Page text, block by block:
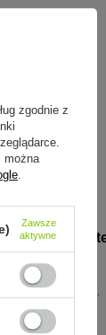
MONBENTO
Monbento
Graphic Dino
129,00 zł
zgodnie z
można
.
Zawsze
aktywne